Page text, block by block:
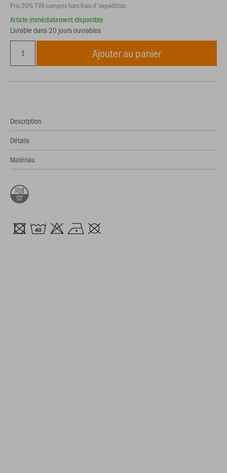
Prix 20% TVA compris hors frais d'expédition
Article immédiatement disponible
Livrable dans 20 jours ouvrables
Ajouter au panier
Description
Détails
Matériau